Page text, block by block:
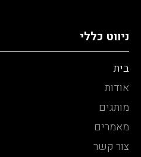
ניווט כללי
בית
אודות
מותגים
מאמרים
צור קשר